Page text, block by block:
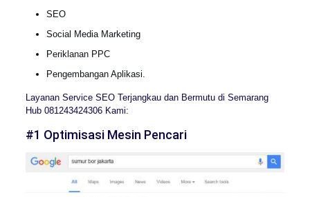
SEO
Social Media Marketing
Periklanan PPC
Pengembangan Aplikasi.
Layanan Service SEO Terjangkau dan Bermutu di Semarang
Hub 081243424306 Kami:
#1 Optimisasi Mesin Pencari